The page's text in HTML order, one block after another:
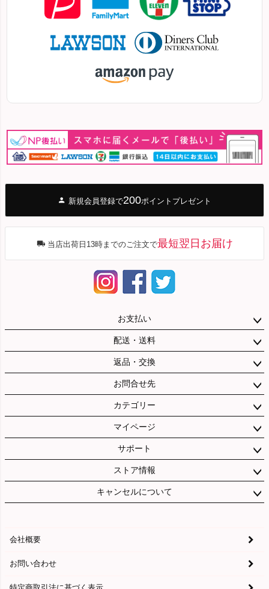
新規会員登録で200ポイントプレゼント
当店出荷日13時までのご注文で最短翌日お届け
お支払い
配送・送料
返品・交換
お問合せ先
カテゴリー
マイページ
サポート
ストア情報
キャンセルについて
会社概要
お問い合わせ